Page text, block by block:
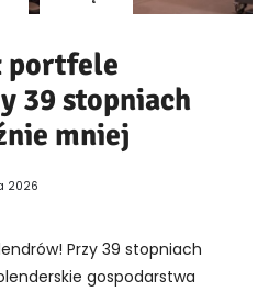
portfele
39 stopniach
mniej
2026
Przy 39 stopniach
gospodarstwa